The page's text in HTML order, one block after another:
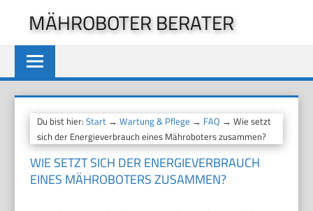
springen
MÄHROBOTER BERATER
Du bist hier:Start →Wartung & Pflege → FAQ → Wie setzt
sich der Energieverbrauch eines Mähroboters zusammen?
WIE SETZT SICH DER ENERGIEVERBRAUCH
EINES MÄHROBOTERS ZUSAMMEN?